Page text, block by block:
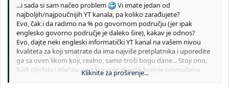
...i sada si sam načeo problem
Vi imate jedan od
najboljih/najpoučnijih YT kanala, pa koliko zarađujete?
Evo, čak i da radimo na % po govornom području (jer ipak
englesko govorno područje je daleko šire), kakav je odnos?
Evo, dajte neki engleski informatički YT kanal na vašem nivou
kvaliteta za koji smatrate da ima najviše pretplatnika i uporedite
ga sa ovim likom koji, realno, samo troši bogu dane... Stoji ono,
ljudi gledaju i plaćaju ono što vole ali je to krajnje promašena
Kliknite za proširenje...